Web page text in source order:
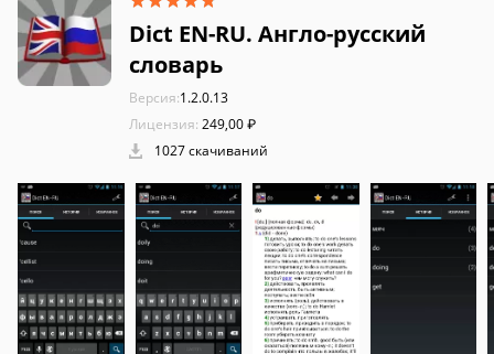
Dict EN-RU. Англо-русский
словарь
Версия:1.2.0.13
Лицензия: 249,00 ₽
1027 скачиваний